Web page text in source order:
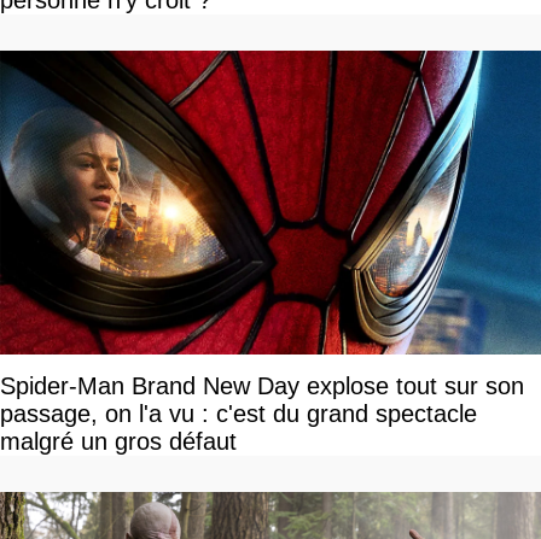
Spider-Man Brand New Day explose tout sur son
passage, on l'a vu : c'est du grand spectacle
malgré un gros défaut